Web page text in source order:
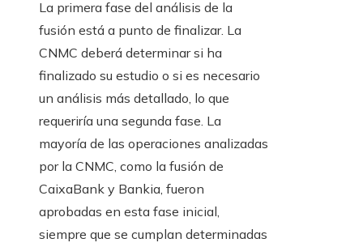
La primera fase del análisis de la
fusión está a punto de finalizar. La
CNMC deberá determinar si ha
finalizado su estudio o si es necesario
un análisis más detallado, lo que
requeriría una segunda fase. La
mayoría de las operaciones analizadas
por la CNMC, como la fusión de
CaixaBank y Bankia, fueron
aprobadas en esta fase inicial,
siempre que se cumplan determinadas